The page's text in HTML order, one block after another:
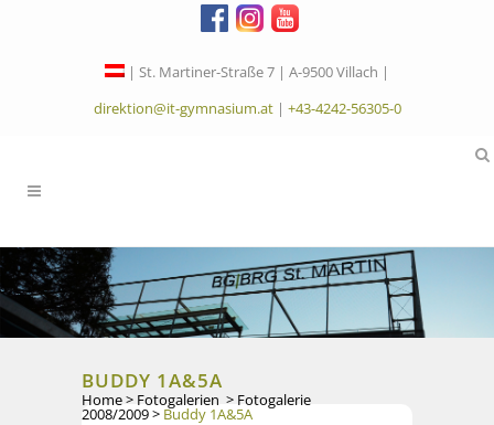
| St. Martiner-Straße 7 | A-9500 Villach |
direktion@it-gymnasium.at| +43-4242-56305-0
BUDDY 1A&5A
Home> Fotogalerien > Fotogalerie
2008/2009> Buddy 1A&5A